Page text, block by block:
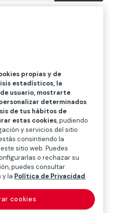
S T
U
Z
de seguros
propias y de
estadísticos, la
usuario, mostrarte
determinados
de tus hábitos de
estas cookies, pudiendo
y servicios del sitio
consintiendo la
sitio web. Puedes
o rechazar su
puedes consultar
y la Política de Privacidad.
cookies